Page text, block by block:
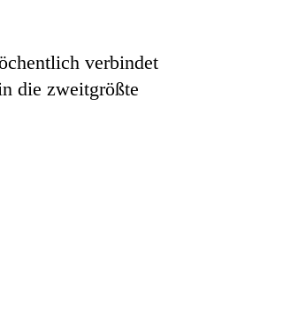
verbindet
die zweitgrößte